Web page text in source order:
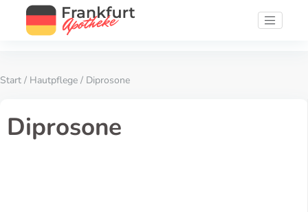
Start / Hautpflege / Diprosone
Diprosone